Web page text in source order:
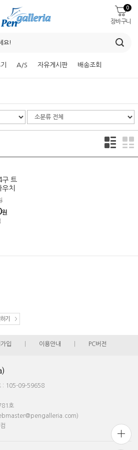
장바구니
0
A/S 자유게시판 배송조회
구 트
치
원
기
입 이용안내 PC버전
: 105-09-59658
호